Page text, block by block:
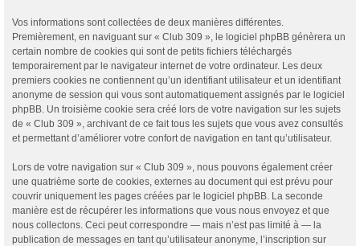
Vos informations sont collectées de deux manières différentes.
Premièrement, en naviguant sur « Club 309 », le logiciel phpBB génèrera un
certain nombre de cookies qui sont de petits fichiers téléchargés
temporairement par le navigateur internet de votre ordinateur. Les deux
premiers cookies ne contiennent qu’un identifiant utilisateur et un identifiant
anonyme de session qui vous sont automatiquement assignés par le logiciel
phpBB. Un troisième cookie sera créé lors de votre navigation sur les sujets
de « Club 309 », archivant de ce fait tous les sujets que vous avez consultés
et permettant d’améliorer votre confort de navigation en tant qu’utilisateur.
Lors de votre navigation sur « Club 309 », nous pouvons également créer
une quatrième sorte de cookies, externes au document qui est prévu pour
couvrir uniquement les pages créées par le logiciel phpBB. La seconde
manière est de récupérer les informations que vous nous envoyez et que
nous collectons. Ceci peut correspondre — mais n’est pas limité à — la
publication de messages en tant qu’utilisateur anonyme, l’inscription sur